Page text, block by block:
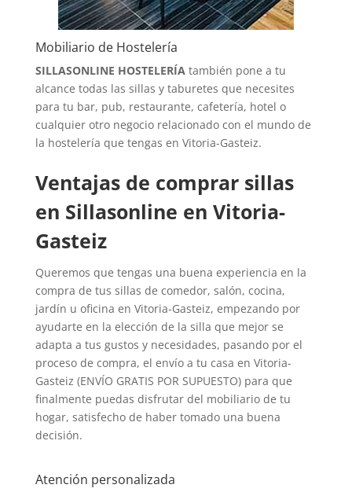
Mobiliario de Hostelería
SILLASONLINE HOSTELERÍAtambién pone a tu
alcance todas las sillas y taburetes que necesites
para tu bar, pub, restaurante, cafetería, hotel o
cualquier otro negocio relacionado con el mundo de
la hostelería que tengas en Vitoria-Gasteiz.
Ventajas de comprar sillas
en Sillasonline en Vitoria-
Gasteiz
Queremos que tengas una buena experiencia en la
compra de tus sillas de comedor, salón, cocina,
jardín u oficina en Vitoria-Gasteiz, empezando por
ayudarte en la elección de la silla que mejor se
adapta a tus gustos y necesidades, pasando por el
proceso de compra, el envío a tu casa en Vitoria-
Gasteiz (ENVÍO GRATIS POR SUPUESTO) para que
finalmente puedas disfrutar del mobiliario de tu
hogar, satisfecho de haber tomado una buena
decisión.
Atención personalizada